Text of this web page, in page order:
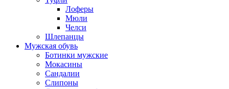
Лоферы
Мюли
Челси
Шлепанцы
Мужская обувь
Ботинки мужские
Мокасины
Сандалии
Слипоны